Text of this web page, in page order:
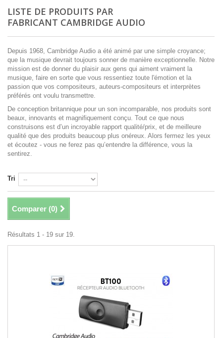
LISTE DE PRODUITS PAR
FABRICANT CAMBRIDGE AUDIO
Depuis 1968, Cambridge Audio a été animé par une simple croyance;
que la musique devrait toujours sonner de manière exceptionnelle. Notre
mission est de donner du plaisir aux gens qui aiment vraiment la
musique, faire en sorte que vous ressentiez toute l'émotion et la
passion que vos compositeurs, auteurs-compositeurs et interprètes
préférés ont voulu transmettre.
De conception britannique pour un son incomparable, nos produits sont
beaux, innovants et magnifiquement conçu. Tout ce que nous
construisons est d’un incroyable rapport qualité/prix, et de meilleure
qualité que des produits beaucoup plus onéreux. Alors fermez les yeux
et écoutez - vous ne ferez pas qu’entendre la différence, vous la
sentirez.
Tri
Comparer (0)
Résultats 1 - 19 sur 19.